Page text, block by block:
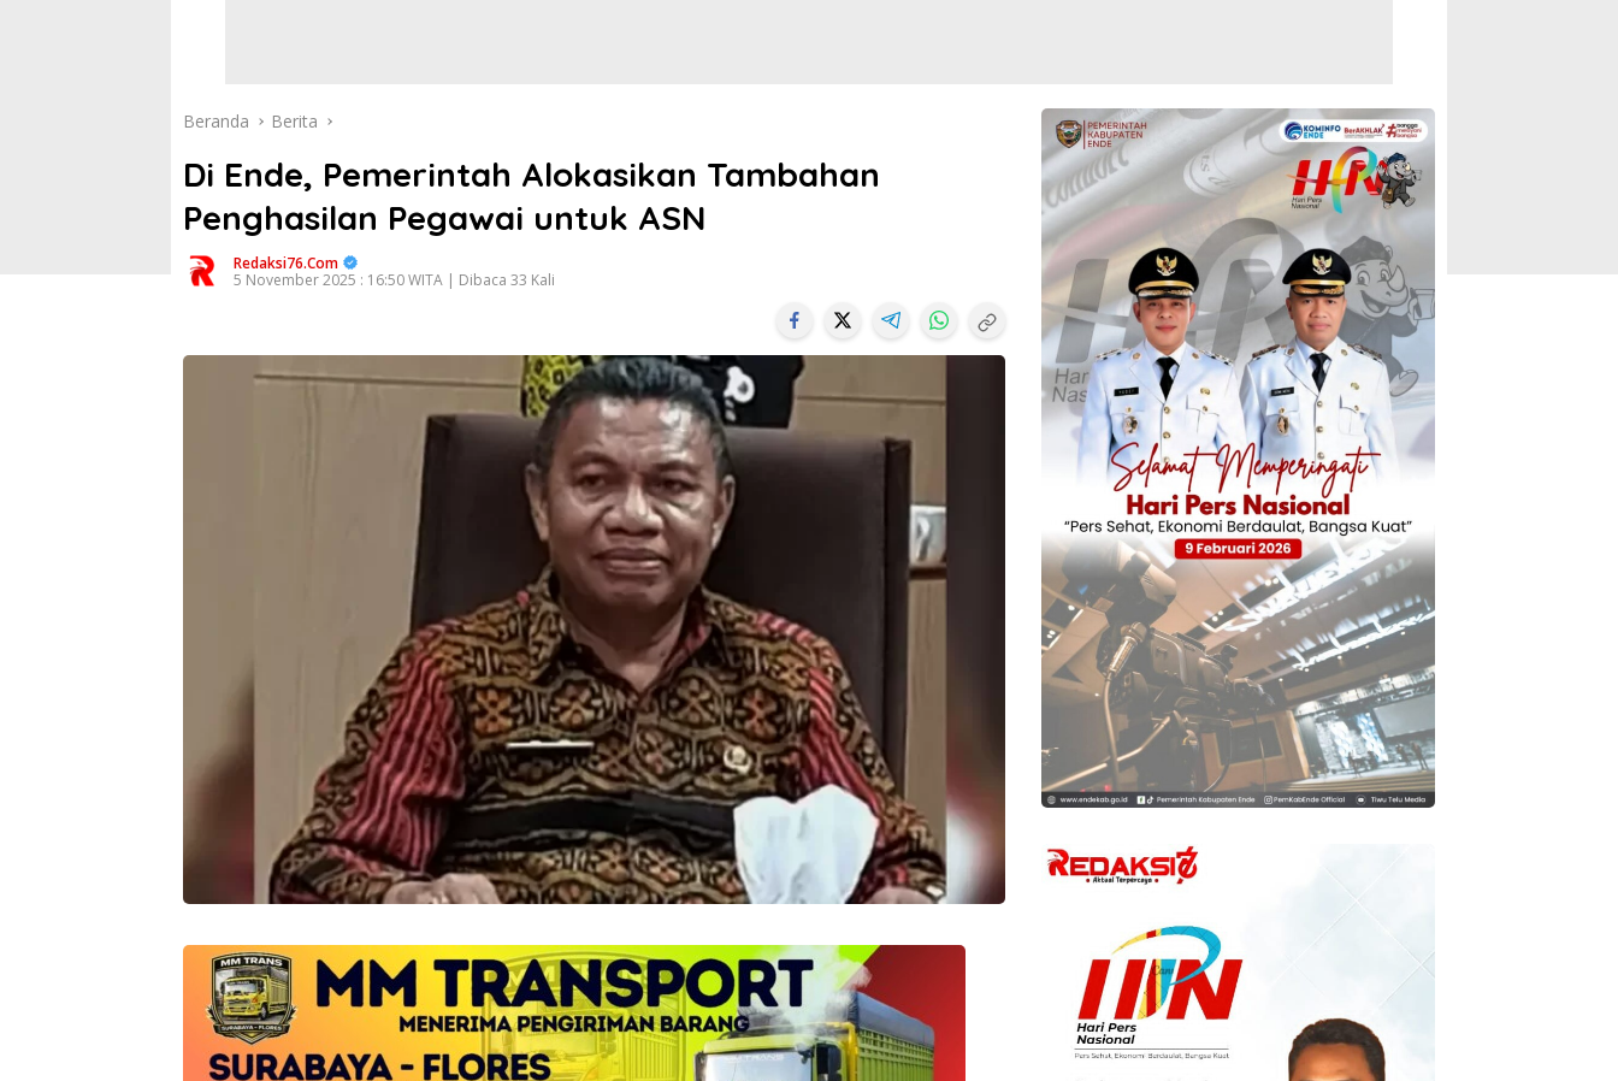
Beranda Berita
Di Ende, Pemerintah Alokasikan Tambahan
Penghasilan Pegawai untuk ASN
Redaksi76.com
5 November 2025 : 16:50 WITA | Dibaca 33 Kali